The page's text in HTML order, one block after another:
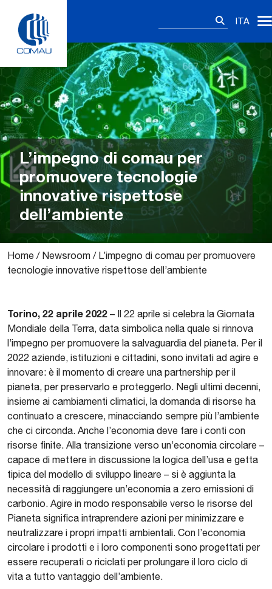
content
ITA
L’impegno di comau per
promuovere tecnologie
innovative rispettose
dell’ambiente
Home / Newsroom / L’impegno di comau per promuovere
tecnologie innovative rispettose dell’ambiente
Torino, 22 aprile 2022 – Il 22 aprile si celebra la Giornata
Mondiale della Terra, data simbolica nella quale si rinnova
l’impegno per promuovere la salvaguardia del pianeta. Per il
2022 aziende, istituzioni e cittadini, sono invitati ad agire e
innovare: è il momento di creare una partnership per il
pianeta, per preservarlo e proteggerlo. Negli ultimi decenni,
insieme ai cambiamenti climatici, la domanda di risorse ha
continuato a crescere, minacciando sempre più l’ambiente
che ci circonda. Anche l’economia deve fare i conti con
risorse finite. Alla transizione verso un’economia circolare –
capace di mettere in discussione la logica dell’usa e getta
tipica del modello di sviluppo lineare – si è aggiunta la
necessità di raggiungere un’economia a zero emissioni di
carbonio. Agire in modo responsabile verso le risorse del
Pianeta significa intraprendere azioni per minimizzare e
neutralizzare i propri impatti ambientali. Con l’economia
circolare i prodotti e i loro componenti sono progettati per
essere recuperati o riciclati per prolungare il loro ciclo di
vita a tutto vantaggio dell’ambiente.